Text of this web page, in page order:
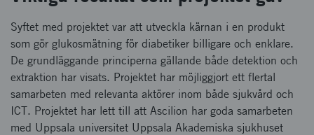
Syftet med projektet var att utveckla kärnan i en produkt
som gör glukosmätning för diabetiker billigare och enklare.
De grundläggande principerna gällande både detektion och
extraktion har visats. Projektet har möjliggjort ett flertal
samarbeten med relevanta aktörer inom både sjukvård och
ICT. Projektet har lett till att Ascilion har goda samarbeten
med Uppsala universitet Uppsala Akademiska sjukhuset